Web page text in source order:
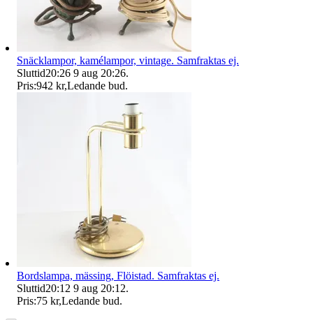
Snäcklampor, kamélampor, vintage. Samfraktas ej.
Sluttid20:26 9 aug 20:26.
Pris:942 kr,Ledande bud.
Bordslampa, mässing, Flöistad. Samfraktas ej.
Sluttid20:12 9 aug 20:12.
Pris:75 kr,Ledande bud.